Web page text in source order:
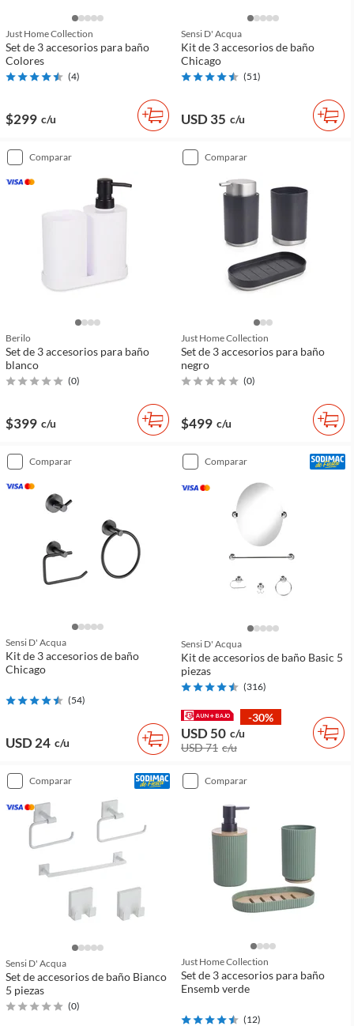
Just Home Collection
Set de 3 accesorios para baño
Colores
(4)
$299 c/u
Sensi D' Acqua
Kit de 3 accesorios de baño
Chicago
(51)
USD 35 c/u
comparar
Berilo
Set de 3 accesorios para baño
blanco
(0)
$399 c/u
comparar
Just Home Collection
Set de 3 accesorios para baño
negro
(0)
$499 c/u
comparar
Sensi D' Acqua
Kit de 3 accesorios de baño
Chicago
(54)
USD 24 c/u
comparar
Sensi D' Acqua
Kit de accesorios de baño Basic 5
piezas
(316)
-30%
USD 50 c/u
USD 71 c/u
comparar
Sensi D' Acqua
Set de accesorios de baño Bianco
5 piezas
(0)
comparar
Just Home Collection
Set de 3 accesorios para baño
Ensemb verde
(12)